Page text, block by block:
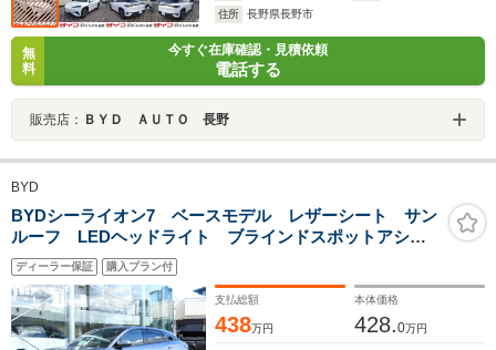
住所
長野県長野市
無
料
今すぐ在庫確認・見積依頼
電話する
販売店： ＢＹＤ ＡＵＴＯ 長野
BYD
BYDシーライオン7 ベースモデル レザーシート サン
ルーフ LEDヘッドライト ブラインドスポットアシス
ト レーンキープアシスト ACC 電動テールゲート
アップルカープレイ アンドロイドオート 新車保証
認定1年保証 SOH延長保証
ディーラー保証 購入プラン付
支払総額
438万円
本体価格
428.0万円